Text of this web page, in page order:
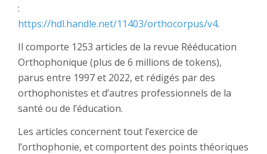
:
https://hdl.handle.net/11403/orthocorpus/v4.
Il comporte 1253 articles de la revue Rééducation
Orthophonique (plus de 6 millions de tokens),
parus entre 1997 et 2022, et rédigés par des
orthophonistes et d’autres professionnels de la
santé ou de l’éducation.
Les articles concernent tout l’exercice de
l’orthophonie, et comportent des points théoriques